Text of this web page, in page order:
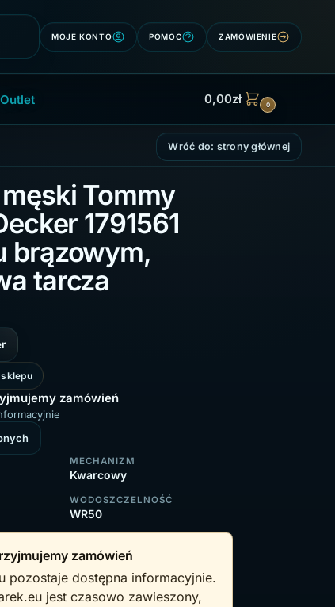
Szukaj
MOJE KONTO POMOC ZAMÓWIENIE
Outlet 0,00zł 0
Wróć do: strony głównej
Tommy
1791561
brązowym,
tarcza
zamówień
MECHANIZM
Kwarcowy
WODOSZCZELNOŚĆ
WR50
zamówień
pozostaje dostępna informacyjnie.
jest czasowo zawieszony,